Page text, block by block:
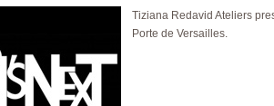
Tiziana Redavid Ateliers
Porte de Versailles.